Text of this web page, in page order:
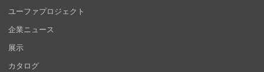
ユーファプロジェクト
企業ニュース
展示
カタログ